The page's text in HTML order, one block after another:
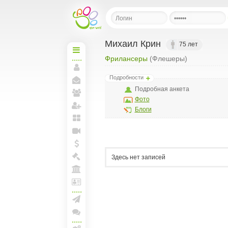
Начальная
Моя
страница
Мои
сообщения
Мои
друзья
Пригласить друзей
Мои
блоги
Прямая
линия
Мои
спунты
Моя
Биржа
Моя
Арена
Лига
и
Создать рассылку
Конференции
Михаил Крин 75 лет
Фрилансеры (Флешеры)
Подробности
Подробная анкета
Фото
Блоги
Здесь нет записей